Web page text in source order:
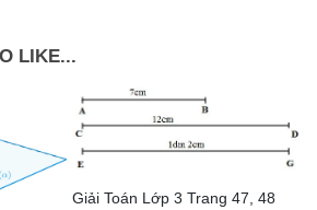
LIKE...
Giải Toán Lớp 3 Trang 47, 48